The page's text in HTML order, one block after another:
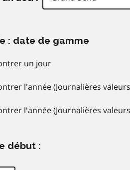
: date de gamme
un jour
l'année (Journalières
l'année (Journalières
début :